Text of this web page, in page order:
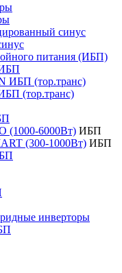
синус
питания (ИБП)
ИБП (тор.транс)
(тор.транс)
(1000-6000Вт) ИБП
(300-1000Вт) ИБП
инверторы